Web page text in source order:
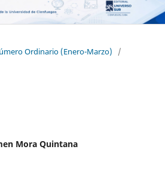
Ordinario (Enero-Marzo)
/
Mora Quintana